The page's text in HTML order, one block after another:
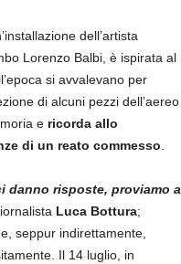
dell’artista
Lorenzo Balbi, è ispirata al
si avvalevano per
di alcuni pezzi dell’aereo
e ricorda allo
di un reato commesso
danno risposte, proviamo a
Luca Bottura;
seppur indirettamente,
Il 14 luglio, in